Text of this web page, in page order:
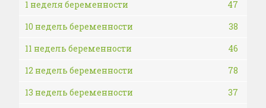
1 неделя беременности
47
10 недель беременности
38
11 недель беременности
46
12 недель беременности
78
13 недель беременности
37